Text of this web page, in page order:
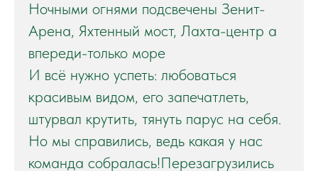
Ночными огнями подсвечены Зенит-
Арена, Яхтенный мост, Лахта-центр а
впереди-только море
И всё нужно успеть: любоваться
красивым видом, его запечатлеть,
штурвал крутить, тянуть парус на себя.
Но мы справились, ведь какая у нас
команда собралась!Перезагрузились